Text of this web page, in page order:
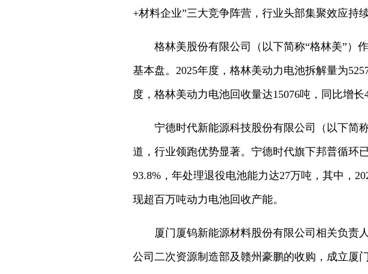
+材料企业”三大竞争阵营，行业头部集聚效应持续
格林美股份有限公司（以下简称“格林美”）
基本盘。2025年度，格林美动力电池拆解量为
度，格林美动力电池回收量达15076吨，同比增长
宁德时代新能源科技股份有限公司（以下简称
道，行业领跑优势显著。宁德时代旗下邦普循环
93.8%，年处理退役电池能力达27万吨，其中，
现超百万吨动力电池回收产能。
厦门厦钨新能源材料股份有限公司相关负责人
公司二次资源制造部及赣州豪鹏的收购，成立厦